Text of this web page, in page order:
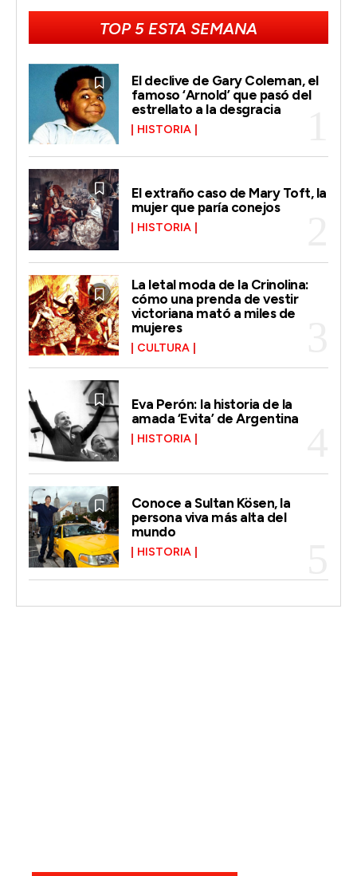
TOP 5 ESTA SEMANA
El declive de Gary Coleman, el
famoso ‘Arnold’ que pasó del
estrellato a la desgracia
HISTORIA
El extraño caso de Mary Toft, la
mujer que paría conejos
HISTORIA
La letal moda de la Crinolina:
cómo una prenda de vestir
victoriana mató a miles de
mujeres
CULTURA
Eva Perón: la historia de la
amada ‘Evita’ de Argentina
HISTORIA
Conoce a Sultan Kösen, la
persona viva más alta del
mundo
HISTORIA